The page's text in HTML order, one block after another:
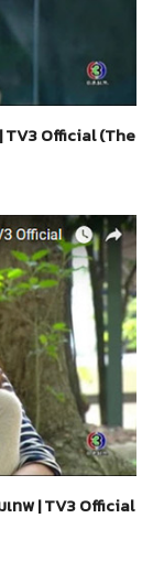
ลุด
TV3 Official (The
ตลุด
ทพ | TV3 Official